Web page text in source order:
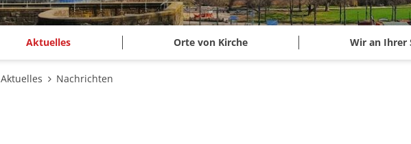
Aktuelles Orte von Kirche Wir an Ihrer
Aktuelles Nachrichten